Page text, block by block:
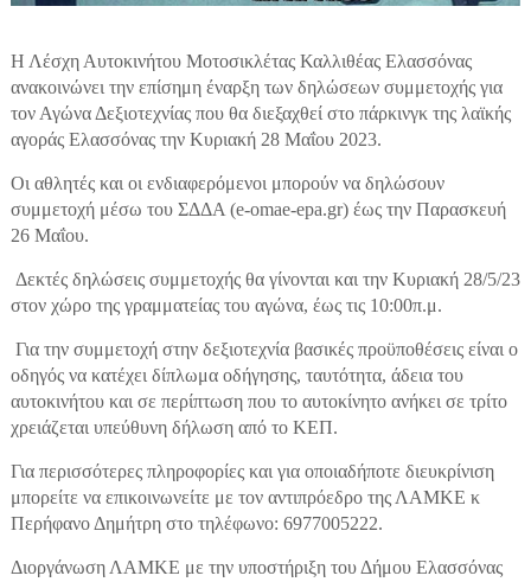
Η Λέσχη Αυτοκινήτου Μοτοσικλέτας Καλλιθέας Ελασσόνας
ανακοινώνει την επίσημη έναρξη των δηλώσεων συμμετοχής για
τον Αγώνα Δεξιοτεχνίας που θα διεξαχθεί στο πάρκινγκ της λαϊκής
αγοράς Ελασσόνας την Κυριακή 28 Μαΐου 2023.
Οι αθλητές και οι ενδιαφερόμενοι μπορούν να δηλώσουν
συμμετοχή μέσω του ΣΔΔΑ (e-omae-epa.gr) έως την Παρασκευή
26 Μαΐου.
Δεκτές δηλώσεις συμμετοχής θα γίνονται και την Κυριακή 28/5/23
στον χώρο της γραμματείας του αγώνα, έως τις 10:00π.μ.
Για την συμμετοχή στην δεξιοτεχνία βασικές προϋποθέσεις είναι ο
οδηγός να κατέχει δίπλωμα οδήγησης, ταυτότητα, άδεια του
αυτοκινήτου και σε περίπτωση που το αυτοκίνητο ανήκει σε τρίτο
χρειάζεται υπεύθυνη δήλωση από το ΚΕΠ.
Για περισσότερες πληροφορίες και για οποιαδήποτε διευκρίνιση
μπορείτε να επικοινωνείτε με τον αντιπρόεδρο της ΛΑΜΚΕ κ
Περήφανο Δημήτρη στο τηλέφωνο: 6977005222.
Διοργάνωση ΛΑΜΚΕ με την υποστήριξη του Δήμου Ελασσόνας